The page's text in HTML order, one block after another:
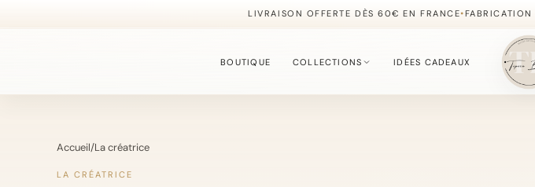
LIVRAISON OFFERTE DÈS 60€ EN FRANCE•FABRICATION
BOUTIQUE COLLECTIONS IDÉES CADEAUX
Accueil/La créatrice
LA CRÉATRICE